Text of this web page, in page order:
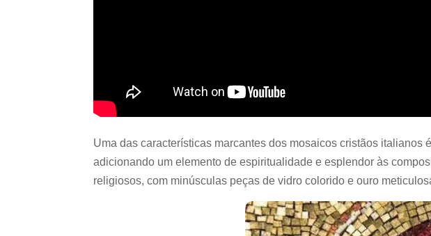
Uma das características marcantes dos mosaicos cristãos italianos
adicionando um elemento de espiritualidade e esplendor às
religiosos, com minúsculas peças de vidro colorido e ouro